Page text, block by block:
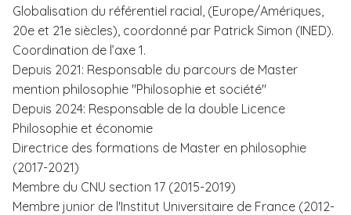
Globalisation du référentiel racial, (Europe/Amériques,
20e et 21e siècles), coordonné par Patrick Simon (INED).
Coordination de l’axe 1.
Depuis 2021: Responsable du parcours de Master
mention philosophie "Philosophie et société"
Depuis 2024: Responsable de la double Licence
Philosophie et économie
Directrice des formations de Master en philosophie
(2017-2021)
Membre du CNU section 17 (2015-2019)
Membre junior de l'Institut Universitaire de France (2012-